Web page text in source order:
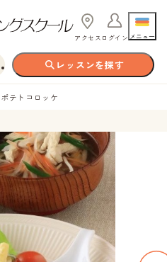
アクセス ログイン メニュー
レッスンを探す
テトコロッケ